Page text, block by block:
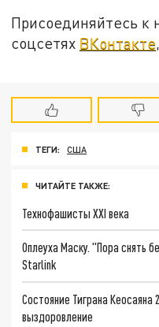
Присоединяйтесь к
соцсетях ВКонтакте,
ТЕГИ: США
ЧИТАЙТЕ ТАКЖЕ:
Технофашисты XXI века
Оплеуха Маску. "Пора снять
Starlink
Состояние Тиграна Кеосаяна
выздоровление